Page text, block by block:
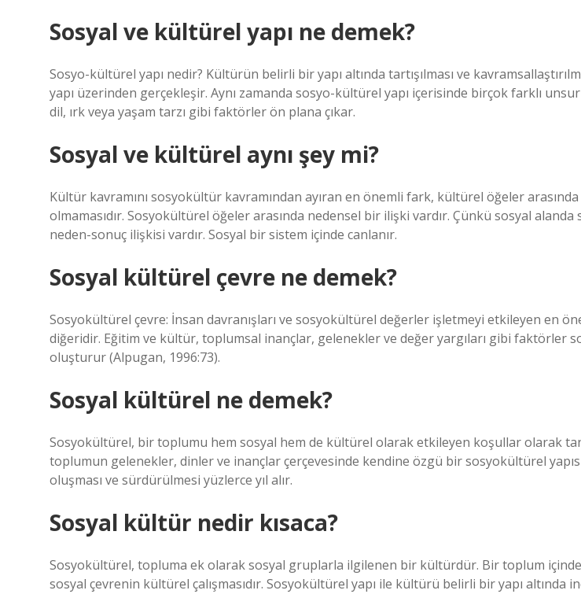
Sosyal ve kültürel yapı ne demek?
Sosyo-kültürel yapı nedir? Kültürün belirli bir yapı altında tartışılması ve
yapı üzerinden gerçekleşir. Aynı zamanda sosyo-kültürel yapı içerisinde birçok farklı
dil, ırk veya yaşam tarzı gibi faktörler ön plana çıkar.
Sosyal ve kültürel aynı şey mi?
Kültür kavramını sosyokültür kavramından ayıran en önemli fark, kültürel öğeler
olmamasıdır. Sosyokültürel öğeler arasında nedensel bir ilişki vardır. Çünkü sosyal alanda
neden-sonuç ilişkisi vardır. Sosyal bir sistem içinde canlanır.
Sosyal kültürel çevre ne demek?
Sosyokültürel çevre: İnsan davranışları ve sosyokültürel değerler işletmeyi etkileyen en
diğeridir. Eğitim ve kültür, toplumsal inançlar, gelenekler ve değer yargıları gibi faktörler
oluşturur (Alpugan, 1996:73).
Sosyal kültürel ne demek?
Sosyokültürel, bir toplumu hem sosyal hem de kültürel olarak etkileyen koşullar olarak
toplumun gelenekler, dinler ve inançlar çerçevesinde kendine özgü bir sosyokültürel yapısı
oluşması ve sürdürülmesi yüzlerce yıl alır.
Sosyal kültür nedir kısaca?
Sosyokültürel, topluma ek olarak sosyal gruplarla ilgilenen bir kültürdür. Bir toplum
sosyal çevrenin kültürel çalışmasıdır. Sosyokültürel yapı ile kültürü belirli bir yapı altında